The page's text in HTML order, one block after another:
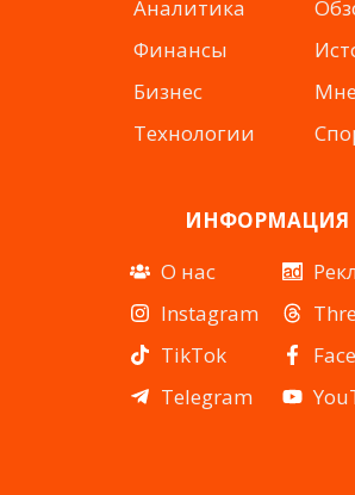
Аналитика
Финансы
Бизнес
Технологии
ИНФОРМАЦИЯ
О нас
Instagram
TikTok
Telegram